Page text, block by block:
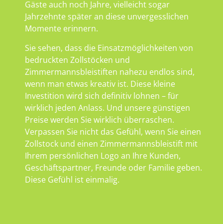
Gäste auch noch Jahre, vielleicht sogar
Jahrzehnte später an diese unvergesslichen
Momente erinnern.
Sie sehen, dass die Einsatzmöglichkeiten von
bedruckten Zollstöcken und
Zimmermannsbleistiften nahezu endlos sind,
wenn man etwas kreativ ist. Diese kleine
Investition wird sich definitiv lohnen – für
wirklich jeden Anlass. Und unsere günstigen
Preise werden Sie wirklich überraschen.
Verpassen Sie nicht das Gefühl, wenn Sie einen
Zollstock und einen Zimmermannsbleistift mit
Ihrem persönlichen Logo an Ihre Kunden,
Geschäftspartner, Freunde oder Familie geben.
Diese Gefühl ist einmalig.